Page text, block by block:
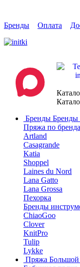
Бренды Оплата
Бренды Бренды
Пряжа по
Artland
Casagrande
Katia
Shoppel
Laines du Nord
Lana Gatto
Lana Grossa
Пехорка
Бренды
ChiaoGoo
Clover
KnitPro
Tulip
Lykke
Пряжа Большой